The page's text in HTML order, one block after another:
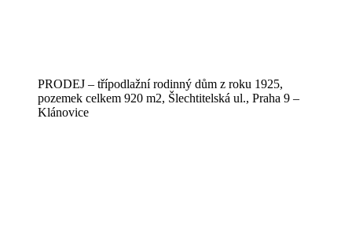
PRODEJ – třípodlažní rodinný dům z roku 1925,
pozemek celkem 920 m2, Šlechtitelská ul., Praha 9 –
Klánovice